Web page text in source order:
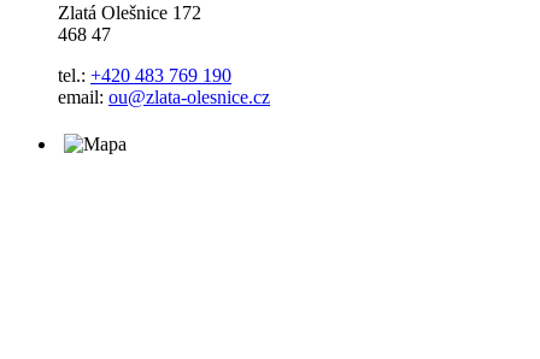
Zlatá Olešnice 172
468 47
tel.: +420 483 769 190
email: ou@zlata-olesnice.cz